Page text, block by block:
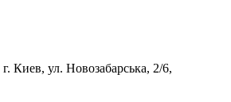
Киев, ул. Новозабарська, 2/6,